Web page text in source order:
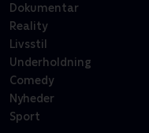
Dokumentar
Reality
Livsstil
Underholdning
Comedy
Nyheder
Sport